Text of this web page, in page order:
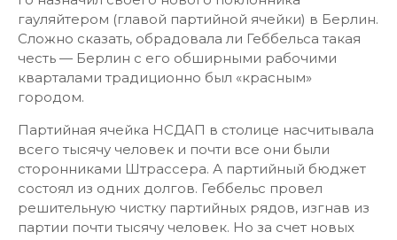
гауляйтером (главой партийной ячейки) в Берлин.
Сложно сказать, обрадовала ли Геббельса такая
честь — Берлин с его обширными рабочими
кварталами традиционно был «красным»
городом.
Партийная ячейка НСДАП в столице насчитывала
всего тысячу человек и почти все они были
сторонниками Штрассера. А партийный бюджет
состоял из одних долгов. Геббельс провел
решительную чистку партийных рядов, изгнав из
партии почти тысячу человек. Но за счет новых